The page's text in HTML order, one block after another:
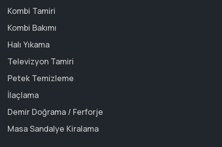
Kombi Tamiri
Kombi Bakımı
Halı Yıkama
Televizyon Tamiri
Petek Temizleme
İlaçlama
Demir Doğrama / Ferforje
Masa Sandalye Kiralama